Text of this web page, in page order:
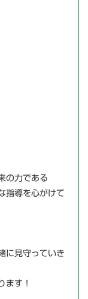
の力である
指導を心がけて
に見守っていき
ます！